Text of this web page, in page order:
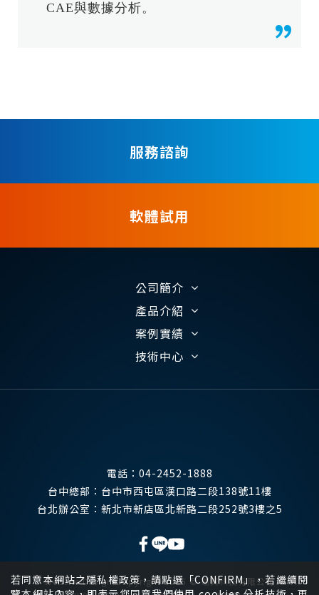
CAE與數據分析。
服務諮詢
軟體試用
公司簡介
產品介紹
案例實績
技術中心
電話： 04-2452-1888
台中總部： 台中市西屯區漢口路二段138號11樓
台北辦公室： 新北市新店區北新路二段252號3樓之5
Website DesignCopyright 2026 © 瑞其科技有限公司
若同意本網站之隱私權政策，請點選「CONFIRM」，若繼續閱